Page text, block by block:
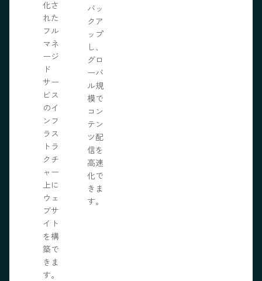
化さ
れた
フル
マネ
ージ
ド
サー
ビス
のイ
ンフ
ラス
トラ
クチ
ャー
上に
ウェ
ブサ
イト
を構
築で
きま
す。
バッ
クア
ップ
し、
グロ
ーバ
ル規
模で
コン
テン
ツ配
信を
高速
化で
きま
す。